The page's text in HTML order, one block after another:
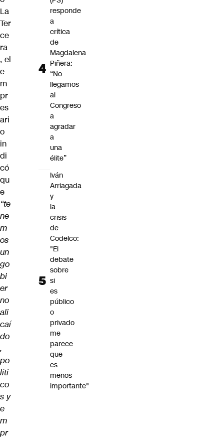
La
Ter
ce
ra
, el
e
m
pr
es
ari
o
in
di
có
qu
e
“te
ne
m
os
un
go
bi
er
no
ali
caí
do
,
po
líti
co
s y
e
m
pr
responde
a
crítica
de
Magdalena
Piñera:
“No
llegamos
al
Congreso
a
agradar
a
una
élite”
Iván
Arriagada
y
la
crisis
de
Codelco:
"El
debate
sobre
si
es
público
o
privado
me
parece
que
es
menos
importante"